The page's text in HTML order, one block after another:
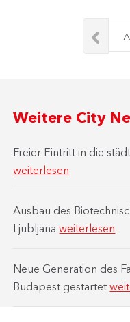
Weitere City
Freier Eintritt in die
weiterlesen
Ausbau des
Ljubljanaweiterlesen
Neue Generation des
Budapest gestartet